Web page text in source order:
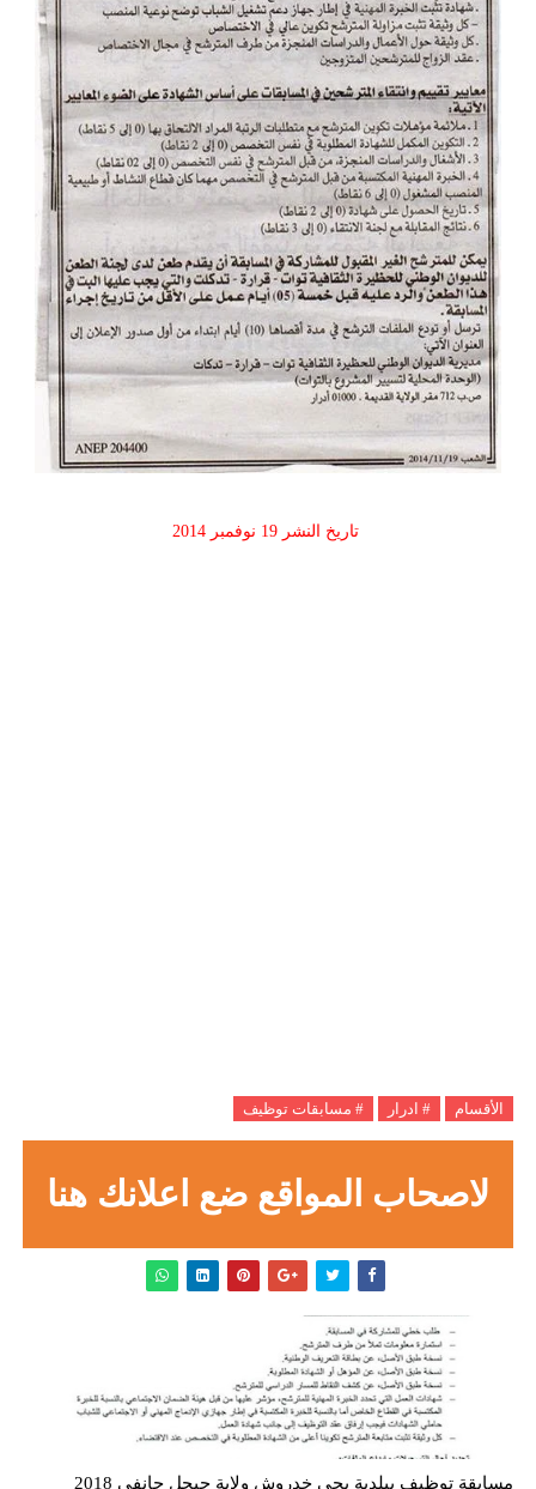
تاريخ النشر 19 نوفمبر 2014
الأقسام # ادرار # مسابقات توظيف
لاصحاب المواقع ضع اعلانك هنا
مسابقة توظيف ببلدية يحي خدروش ولاية جيجل جانفي 2018